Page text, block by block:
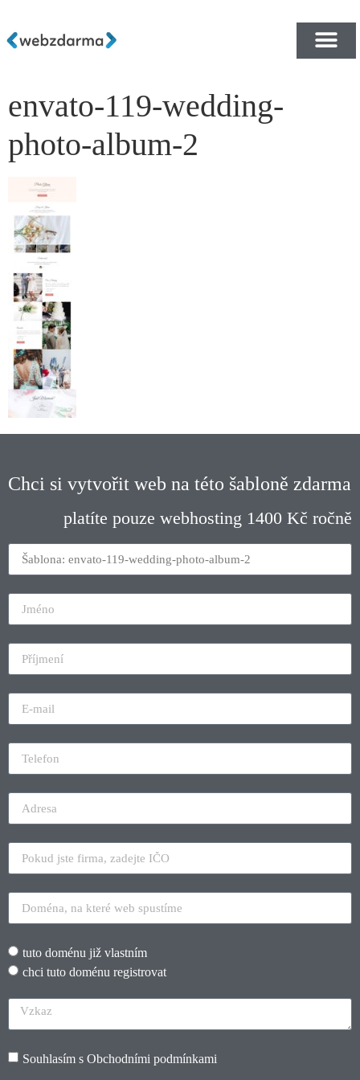
envato-119-wedding-
photo-album-2
Chci si vytvořit web na této šabloně zdarma
platíte pouze webhosting 1400 Kč ročně
tuto doménu již vlastním
chci tuto doménu registrovat
Souhlasím s Obchodními podmínkami